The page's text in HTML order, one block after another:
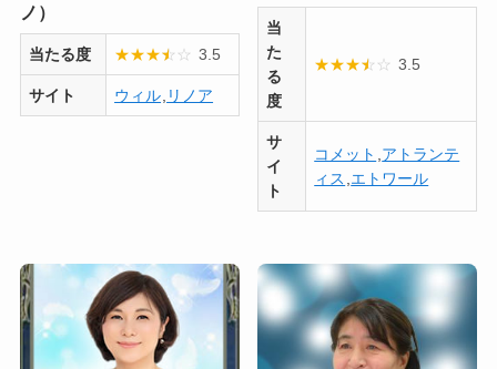
ノ）
当たる度 ★★★★
☆ ☆ 3.5
サイト ウィル リノア
当
た
る
度
★★★★
☆ ☆ 3.5
サ
イ
ト
コメット アトランテ
ィス エトワール